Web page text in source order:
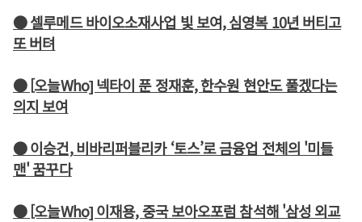
● 셀루메드 바이오소재사업 빛 보여, 심영복 10년 버티고
또 버텨
● [오늘Who] 넥타이 푼 정재훈, 한수원 현안도 풀겠다는
의지 보여
● 이승건, 비바리퍼블리카 ‘토스’로 금융업 전체의 '미들
맨' 꿈꾸다
● [오늘Who] 이재용, 중국 보아오포럼 참석해 '삼성 외교